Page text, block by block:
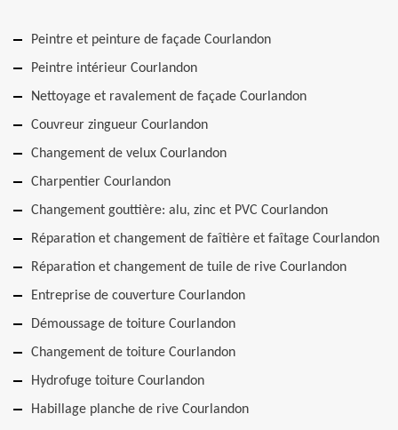
Peintre et peinture de façade Courlandon
Peintre intérieur Courlandon
Nettoyage et ravalement de façade Courlandon
Couvreur zingueur Courlandon
Changement de velux Courlandon
Charpentier Courlandon
Changement gouttière: alu, zinc et PVC Courlandon
Réparation et changement de faîtière et faîtage Courlandon
Réparation et changement de tuile de rive Courlandon
Entreprise de couverture Courlandon
Démoussage de toiture Courlandon
Changement de toiture Courlandon
Hydrofuge toiture Courlandon
Habillage planche de rive Courlandon